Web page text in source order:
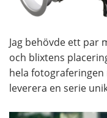
Jag behövde ett
och blixtens
hela
leverera en serie